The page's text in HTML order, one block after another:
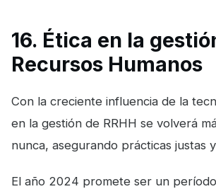
16. Ética en la
Recursos Humanos
Con la creciente influencia de la
en la gestión de RRHH se volverá
nunca, asegurando prácticas justas
El año 2024 promete ser un